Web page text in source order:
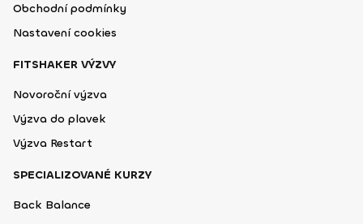
Obchodní podmínky
Nastavení cookies
FITSHAKER VÝZVY
Novoroční výzva
Výzva do plavek
Výzva Restart
SPECIALIZOVANÉ KURZY
Back Balance